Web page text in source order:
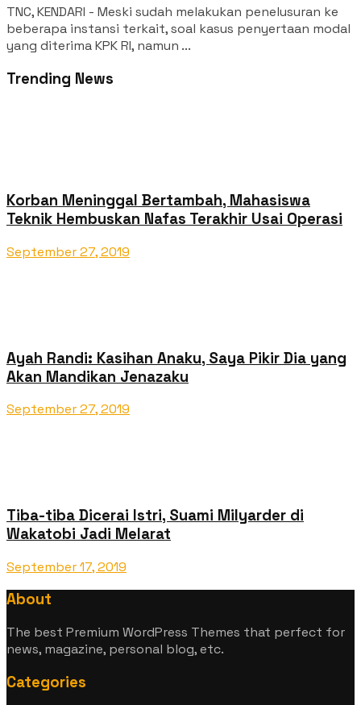
TNC, KENDARI - Meski sudah melakukan penelusuran ke
beberapa instansi terkait, soal kasus penyertaan modal
yang diterima KPK RI, namun ...
Trending News
Korban Meninggal Bertambah, Mahasiswa
Teknik Hembuskan Nafas Terakhir Usai Operasi
September 27, 2019
Ayah Randi: Kasihan Anaku, Saya Pikir Dia yang
Akan Mandikan Jenazaku
September 27, 2019
Tiba-tiba Dicerai Istri, Suami Milyarder di
Wakatobi Jadi Melarat
September 17, 2019
About
The best Premium WordPress Themes that perfect for
news, magazine, personal blog, etc.
Categories